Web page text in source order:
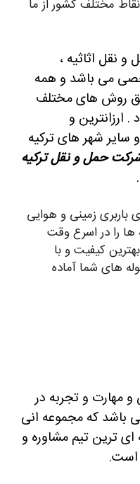
نقاط مختلف کشور از ما
نقل اثاثیه ،
می باشد و همه
روش های مختلف
ارزانترین و
سایر شهر های ترکیه
حمل و نقل ترکیه
زمینی و هوایی
ها را در اسرع وقت
کیفیت و با
های شما آماده
و مهارت و تجربه در
باشد که مجموعه انی
ای ترین تیم مشاوره و
است.